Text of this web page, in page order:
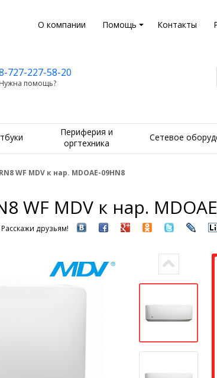
О компании Помощь Контакты
727-227-58-20
Нужна помощь?
Периферия и
оргтехника
Сетевое
WF MDV к нар. MDOAE-09HN8
WF MDV к нар.
друзьям!